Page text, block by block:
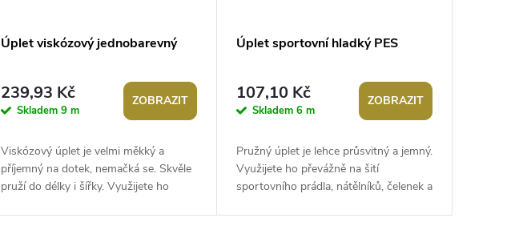
Úplet viskózový jednobarevný
239,93 Kč
Skladem 9 m
ZOBRAZIT
Viskózový úplet je velmi měkký a
příjemný na dotek, nemačká se. Skvěle
pruží do délky i šířky. Využijete ho
Úplet sportovní hladký PES
107,10 Kč
Skladem 6 m
ZOBRAZIT
Pružný úplet je lehce průsvitný a jemný.
Využijete ho převážně na šití
sportovního prádla, nátělníků, čelenek a